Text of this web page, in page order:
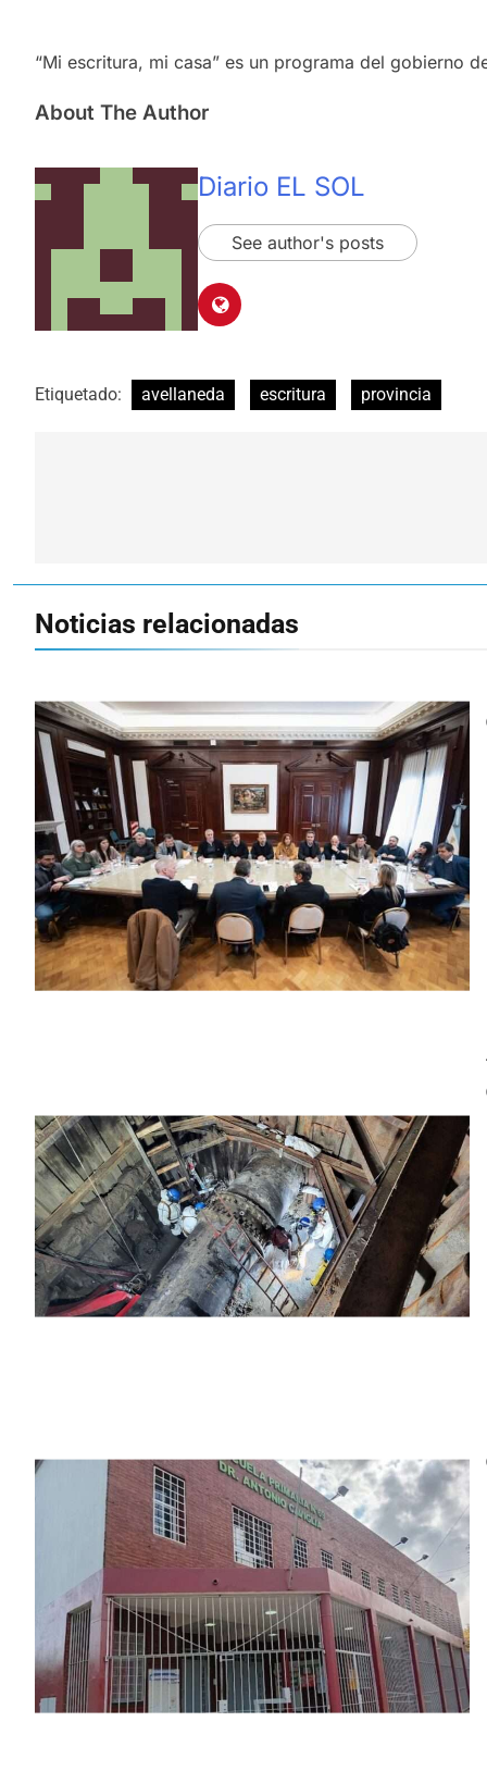
“Mi escritura, mi casa” es un programa del gobierno
About The Author
Diario EL SOL
See author's posts
Etiquetado: avellaneda escritura provincia
Noticias relacionadas